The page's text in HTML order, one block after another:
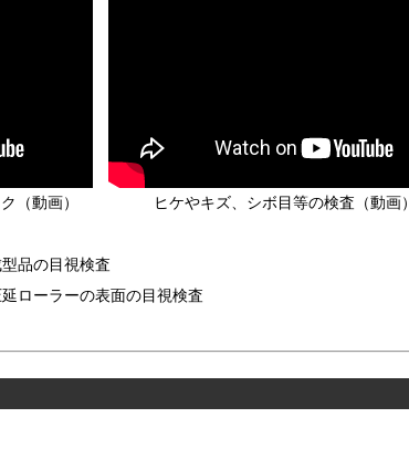
（動画） ヒケやキズ、シボ目等の検査（動画）
品の目視検査
ローラーの表面の目視検査